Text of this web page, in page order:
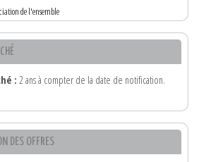
de l'ensemble
: 2 ans à compter de la date de notification.
DES OFFRES